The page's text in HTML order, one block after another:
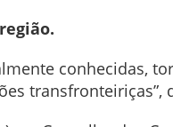
conhecidas,
transfronteiriças”,